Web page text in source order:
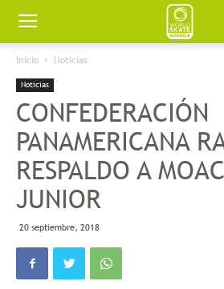
Worldskate
America
Inicio Noticias
Noticias
CONFEDERACIÓN
PANAMERICANA
RESPALDO A
JUNIOR
20 septiembre, 2018